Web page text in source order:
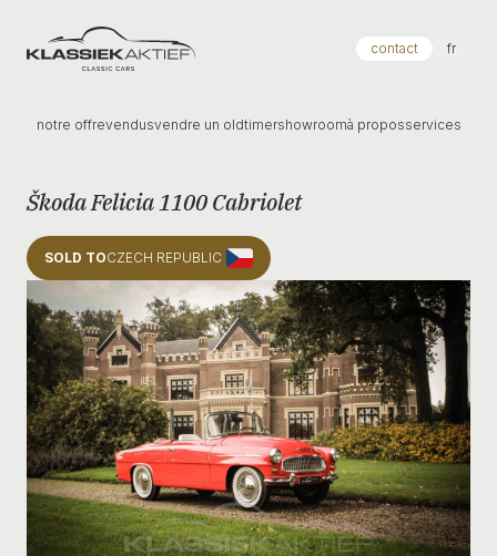
Klassiek Aktief contact fr
notre offrevendusvendre un oldtimershowroomà proposservices
Škoda Felicia 1100 Cabriolet
SOLD TOCZECH REPUBLIC